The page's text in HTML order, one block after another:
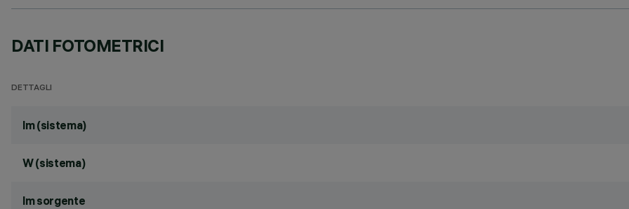
DATI FOTOMETRICI
DETTAGLI
lm (sistema)
W (sistema)
lm sorgente